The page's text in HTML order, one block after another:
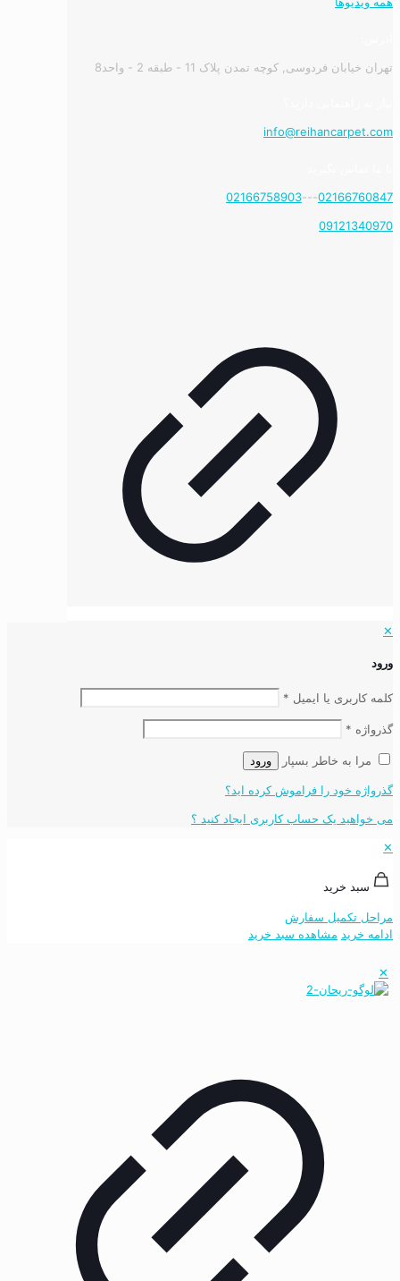
تهران خیابان فردوسی, کوچه تمدن پلاک 11 - طبقه 2 - واحد8
info@reihancarpet.com
02166760847
---
02166758903
09121340970
✕
ورود
کلمه کاربری یا ایمیل *
گذرواژه *
مرا به خاطر بسپار ورود
گذرواژه خود را فراموش کرده اید؟
می خواهید یک حساب کاربری ایجاد کنید ؟
✕
سبد خرید
مراحل تکمیل سفارش
ادامه خرید مشاهده سبد خرید
✕